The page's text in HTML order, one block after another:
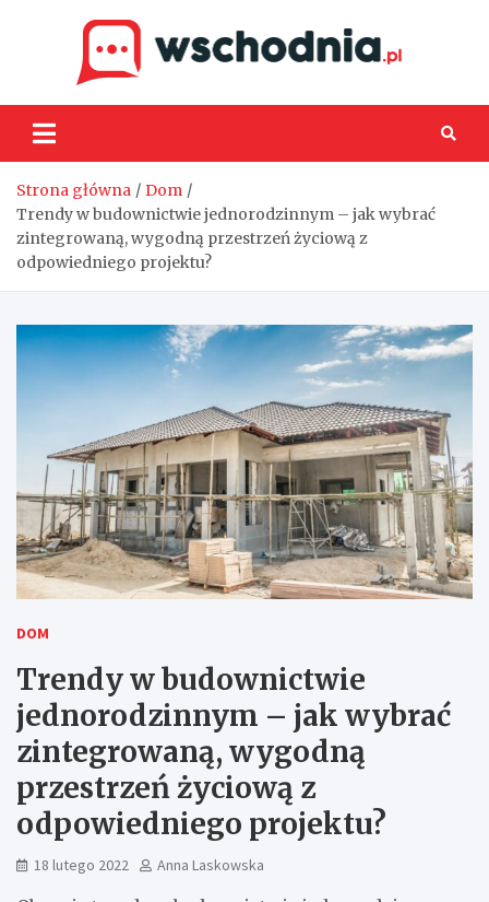
Strona główna
Dom
Trendy w budownictwie jednorodzinnym – jak wybrać
zintegrowaną, wygodną przestrzeń życiową z
odpowiedniego projektu?
DOM
Trendy w budownictwie
jednorodzinnym – jak wybrać
zintegrowaną, wygodną
przestrzeń życiową z
odpowiedniego projektu?
18 lutego 2022 Anna Laskowska